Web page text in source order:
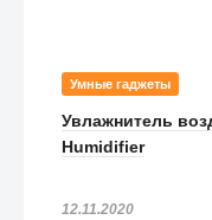
Умные гаджеты
Увлажнитель
Humidifier
12.11.2020